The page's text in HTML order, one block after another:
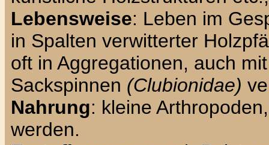
Lebensweise: Leben im
in Spalten verwitterter
oft in Aggregationen, auch
Sackspinnen (Clubionidae)
Nahrung: kleine
werden.